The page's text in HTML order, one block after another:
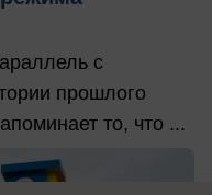
с
прошлого
то, что ...